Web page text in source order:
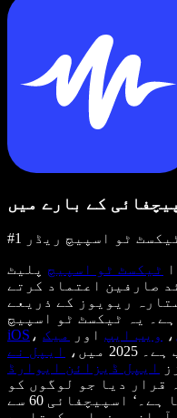
کے بارے میں
ٹیکسٹ ٹو اسپیچ ریڈر
ٹیکسٹ ٹو اسپیچ پلیٹ
ملین سے زائد صارفین اعتماد کرتے
ستارہ ریویوز کے ذریعے
یہ ٹیکسٹ ٹو اسپیچ
iOS ، ، ویب ایپ اور
میک
میں،
ایپل نے
ایپل ڈیزائن ایوارڈ
قرار دیا جو لوگوں کو
اپنی زندگی جینے میں مدد دیتا ہے۔‘ اسپیچفائی 60 سے